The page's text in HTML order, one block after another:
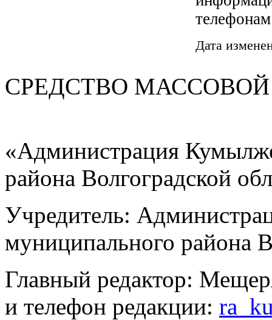
Дата
СРЕДСТВО
«Администрация
района Волгоградской
Учредитель:
муниципального района
Главный редактор:
и телефон редакции: